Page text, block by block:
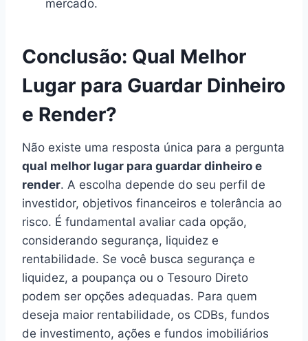
mercado.
Conclusão: Qual Melhor
Lugar para Guardar Dinheiro
e Render?
Não existe uma resposta única para a pergunta
qual melhor lugar para guardar dinheiro e
render. A escolha depende do seu perfil de
investidor, objetivos financeiros e tolerância ao
risco. É fundamental avaliar cada opção,
considerando segurança, liquidez e
rentabilidade. Se você busca segurança e
liquidez, a poupança ou o Tesouro Direto
podem ser opções adequadas. Para quem
deseja maior rentabilidade, os CDBs, fundos
de investimento, ações e fundos imobiliários